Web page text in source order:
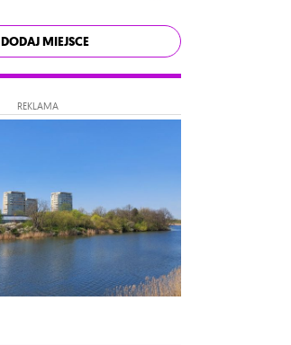
DODAJ MIEJSCE
REKLAMA